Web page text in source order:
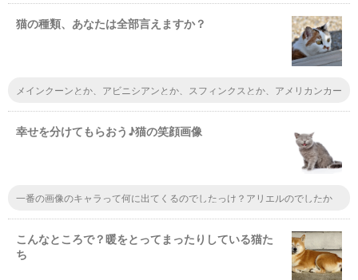
ミング後は、街ゆく人がたびたび振り返るほど愛らしいです。
猫の種類、あなたは全部言えますか？
メインクーンとか、アビニシアンとか、スフィンクスとか、アメリカンカー
ッシュフォールド、マンチカンぐらいじゃなかなー何日間もねこのことを勉
強したらもっと行けそうな気がする(謎の自信)
幸せを分けてもらおう♪猫の笑顔画像
一番の画像のキャラって何に出てくるのでしたっけ？アリエルのでしたか
そうで思い出せなくてもやもやしてます、教えて〜〜
こんなところで？暖をとってまったりしている猫た
ち